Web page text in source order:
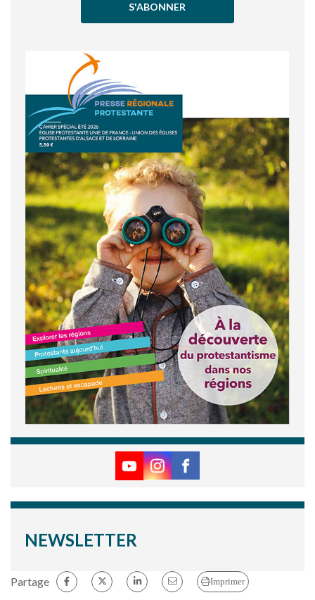
S'ABONNER
NEWSLETTER
Partage Imprimer